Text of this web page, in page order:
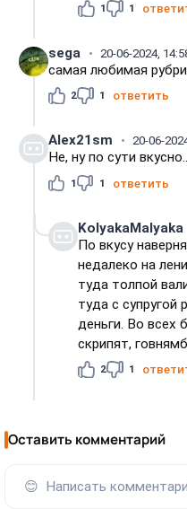
1 1
sega 20-06-2024,
самая любимая
2 1 ответить
Alex21sm 20-06-
Не, ну по сути
1 1 ответить
KolyakaMalyaka
По вкусу
недалеко на
туда толпой
туда с супругой
деньги. Во всех
скрипят,
2 1
Оставить комментарий
😊 Написать